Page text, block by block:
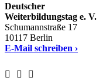
Deutscher
Weiterbildungstag e. V.
Schumannstraße 17
10117 Berlin
E-Mail schreiben ›